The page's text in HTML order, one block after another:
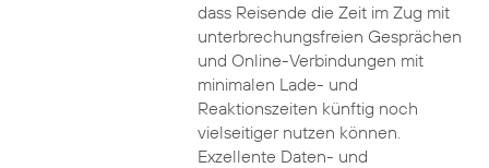
dass Reisende die Zeit im Zug mit
unterbrechungsfreien Gesprächen
und Online-Verbindungen mit
minimalen Lade- und
Reaktionszeiten künftig noch
vielseitiger nutzen können.
Exzellente Daten- und